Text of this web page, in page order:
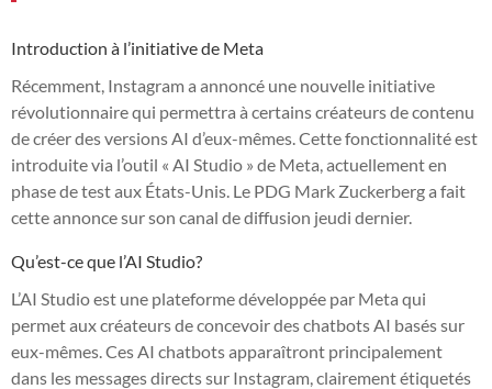
Introduction à l’initiative de Meta
Récemment, Instagram a annoncé une nouvelle initiative
révolutionnaire qui permettra à certains créateurs de contenu
de créer des versions AI d’eux-mêmes. Cette fonctionnalité est
introduite via l’outil « AI Studio » de Meta, actuellement en
phase de test aux États-Unis. Le PDG Mark Zuckerberg a fait
cette annonce sur son canal de diffusion jeudi dernier.
Qu’est-ce que l’AI Studio?
L’AI Studio est une plateforme développée par Meta qui
permet aux créateurs de concevoir des chatbots AI basés sur
eux-mêmes. Ces AI chatbots apparaîtront principalement
dans les messages directs sur Instagram, clairement étiquetés